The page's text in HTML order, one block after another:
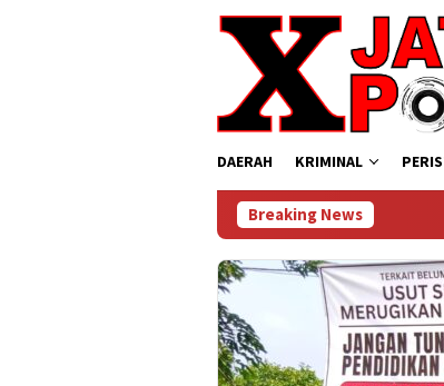
DAERAH KRIMINAL
Breaking News